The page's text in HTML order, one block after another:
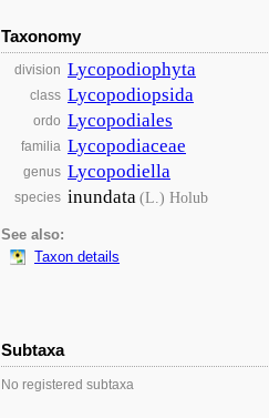
Taxonomy
division Lycopodiophyta
class Lycopodiopsida
ordo Lycopodiales
familia Lycopodiaceae
genus Lycopodiella
species inundata(L.) Holub
See also:
Taxon details
Subtaxa
No registered subtaxa